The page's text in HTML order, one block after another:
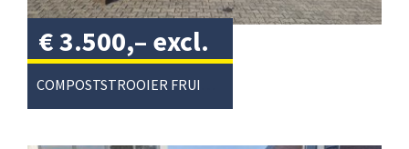
€3.500,– excl.
btw/